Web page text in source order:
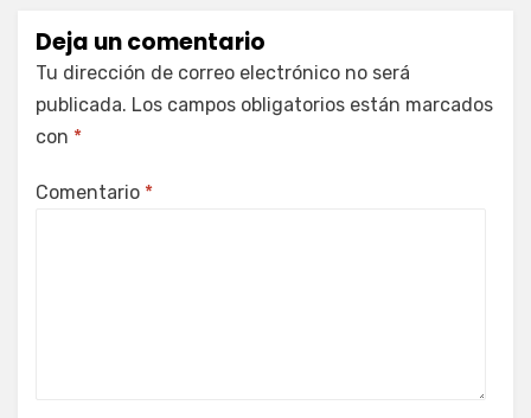
Deja un comentario
Tu dirección de correo electrónico no será
publicada. Los campos obligatorios están marcados
con *
Comentario *